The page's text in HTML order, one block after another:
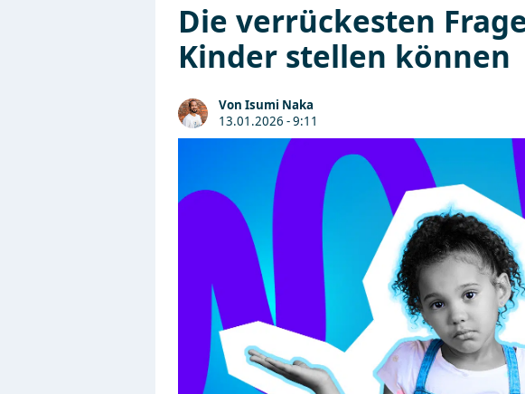
Die verrückesten
Kinder stellen können
Von Isumi Naka
13.01.2026 - 9:11